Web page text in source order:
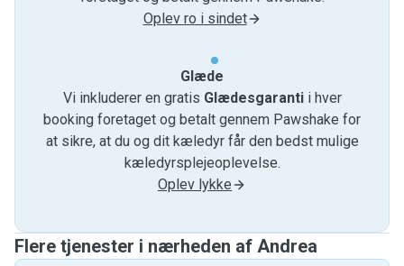
Oplev ro i sindet
Glæde
Vi inkluderer en gratis Glædesgarantii hver
booking foretaget og betalt gennem Pawshake for
at sikre, at du og dit kæledyr får den bedst mulige
kæledyrsplejeoplevelse.
Oplev lykke
Flere tjenester i nærheden af ​​Andrea